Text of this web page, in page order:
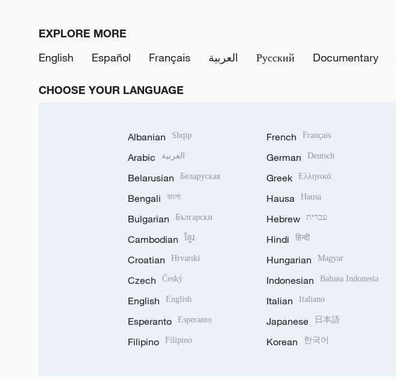
EXPLORE MORE
English
Español Français العربية Русский Documentary
CHOOSE YOUR LANGUAGE
Albanian Shqip
Arabic العربية
Belarusian Беларуская
Bengali বাংলা
Bulgarian Български
Cambodian ខ្មែរ
Croatian Hrvatski
Czech Český
English English
Esperanto Esperanto
Filipino Filipino
French Français
German Deutsch
Greek Ελληνικά
Hausa Hausa
Hebrew עברית
Hindi हिन्दी
Hungarian Magyar
Indonesian Bahasa Indonesia
Italian Italiano
Japanese 日本語
Korean 한국어